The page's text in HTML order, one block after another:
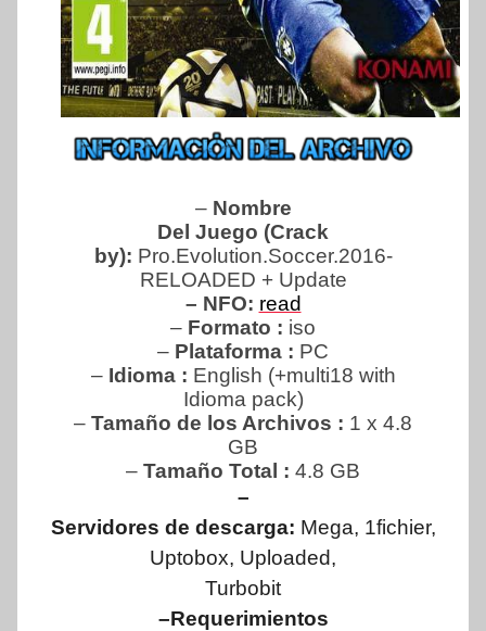
– Nombre
Del Juego (Crack
by): Pro.Evolution.Soccer.2016-
RELOADED + Update
– NFO: read
– Formato : iso
– Plataforma : PC
– Idioma : English (+multi18 with
Idioma pack)
– Tamaño de los Archivos : 1 x 4.8
GB
– Tamaño Total : 4.8 GB
–
Servidores de descarga: Mega, 1fichier,
Uptobox, Uploaded,
Turbobit
–Requerimientos